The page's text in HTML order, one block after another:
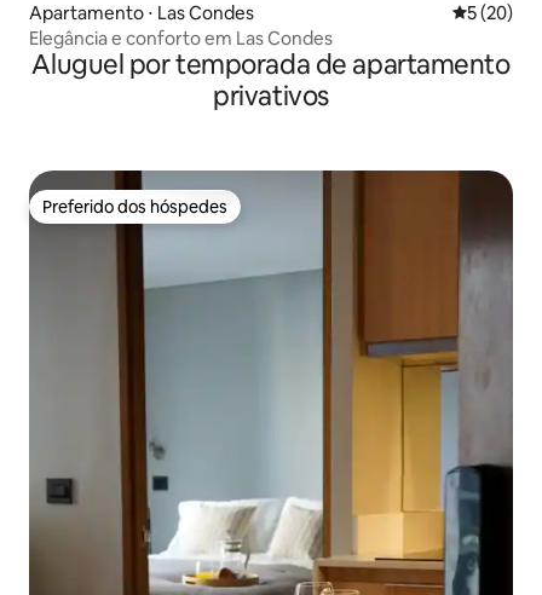
Apartamento ⋅ Las Condes 5 de uma
5 (20)
Elegância e conforto em Las Condes
Aluguel por temporada de apartamento
privativos
Preferido dos hóspedes
Preferido dos hóspedes